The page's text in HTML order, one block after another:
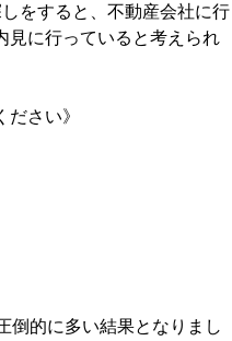
をすると、不動産会社に行
見に行っていると考えられ
さい》
倒的に多い結果となりまし